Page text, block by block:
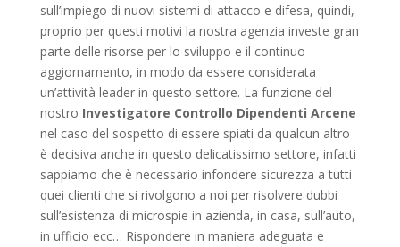
sull’impiego di nuovi sistemi di attacco e difesa, quindi,
proprio per questi motivi la nostra agenzia investe gran
parte delle risorse per lo sviluppo e il continuo
aggiornamento, in modo da essere considerata
un’attività leader in questo settore. La funzione del
nostro Investigatore Controllo Dipendenti Arcene
nel caso del sospetto di essere spiati da qualcun altro
è decisiva anche in questo delicatissimo settore, infatti
sappiamo che è necessario infondere sicurezza a tutti
quei clienti che si rivolgono a noi per risolvere dubbi
sull’esistenza di microspie in azienda, in casa, sull’auto,
in ufficio ecc… Rispondere in maniera adeguata e